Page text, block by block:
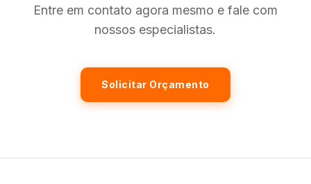
Entre em contato agora mesmo e fale com
nossos especialistas.
Solicitar Orçamento